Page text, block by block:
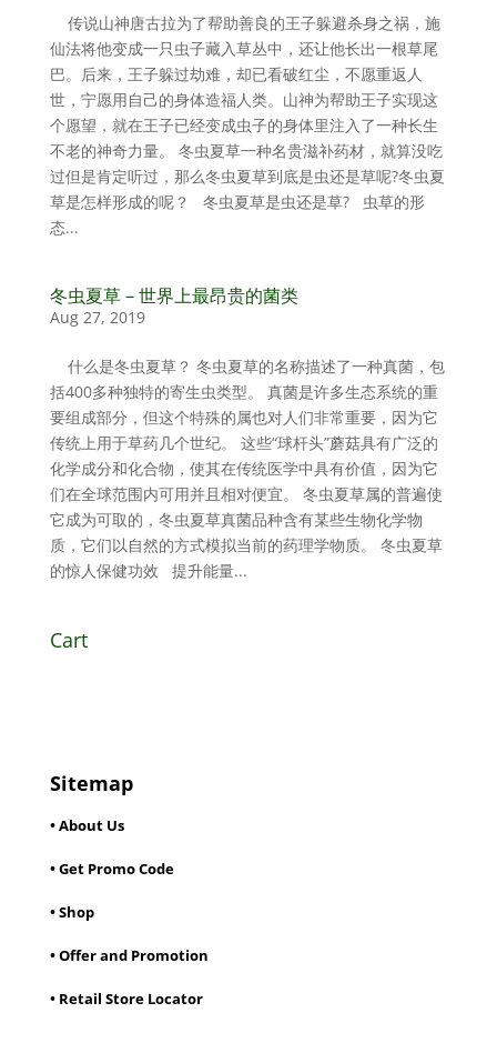
传说山神唐古拉为了帮助善良的王子躲避杀身之祸，施
仙法将他变成一只虫子藏入草丛中，还让他长出一根草尾
巴。后来，王子躲过劫难，却已看破红尘，不愿重返人
世，宁愿用自己的身体造福人类。山神为帮助王子实现这
个愿望，就在王子已经变成虫子的身体里注入了一种长生
不老的神奇力量。 冬虫夏草一种名贵滋补药材，就算没吃
过但是肯定听过，那么冬虫夏草到底是虫还是草呢?冬虫夏
草是怎样形成的呢？ 冬虫夏草是虫还是草? 虫草的形
态...
冬虫夏草 – 世界上最昂贵的菌类
Aug 27, 2019
什么是冬虫夏草？ 冬虫夏草的名称描述了一种真菌，包
括400多种独特的寄生虫类型。 真菌是许多生态系统的重
要组成部分，但这个特殊的属也对人们非常重要，因为它
传统上用于草药几个世纪。 这些“球杆头”蘑菇具有广泛的
化学成分和化合物，使其在传统医学中具有价值，因为它
们在全球范围内可用并且相对便宜。 冬虫夏草属的普遍使
它成为可取的，冬虫夏草真菌品种含有某些生物化学物
质，它们以自然的方式模拟当前的药理学物质。 冬虫夏草
的惊人保健功效 提升能量...
Cart
Sitemap
• About Us
• Get Promo Code
• Shop
• Offer and Promotion
• Retail Store Locator